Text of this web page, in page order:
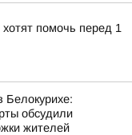
помочь перед 1
Белокурихе:
обсудили
жителей